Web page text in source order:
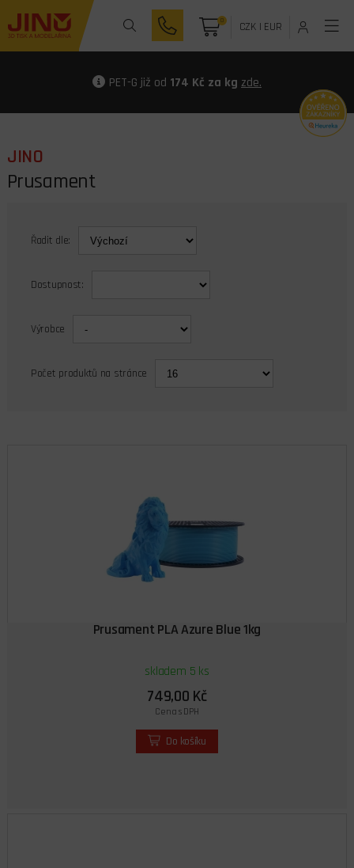
0 CZK| EUR
PET-G již od 174 Kč za kg zde.
JINO
Prusament
Řadit dle:
Dostupnost:
Výrobce
Počet produktů na stránce
Prusament PLA Azure Blue 1kg
skladem 5 ks
749,00 Kč
Cena s DPH
Do košíku